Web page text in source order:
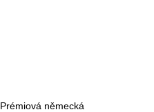
Prémiová německá